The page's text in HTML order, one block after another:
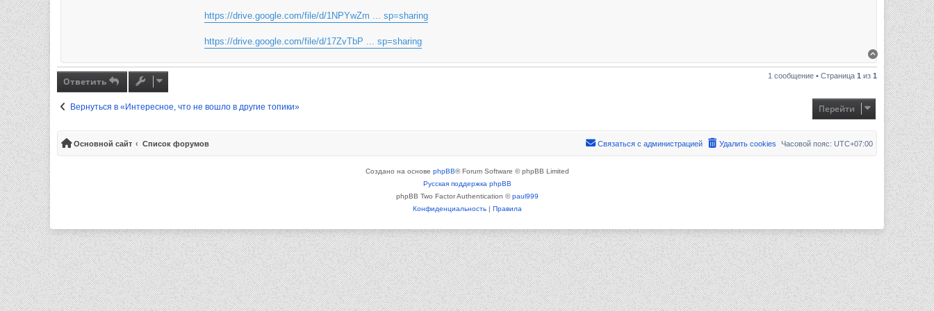
https://drive.google.com/file/d/1NPYwZm ... sp=sharing
https://drive.google.com/file/d/17ZvTbP ... sp=sharing
Вернуться к
Ответить 1 сообщение • Страница 1 из 1
Вернуться в «Интересное, что не вошло в другие топики» Перейти
Основной сайт Список форумов Часовой пояс: UTC+07:00
Удалить cookies
Связаться с администрацией
Создано на основе phpBB® Forum Software © phpBB Limited
Русская поддержка phpBB
phpBB Two Factor Authentication ©paul999
Конфиденциальность| Правила